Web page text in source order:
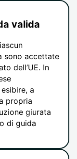
valida
sono accettate
dell’UE. In
a
propria
giurata
di guida